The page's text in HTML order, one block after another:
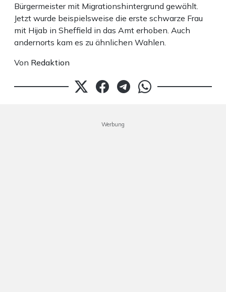
Bürgermeister mit Migrationshintergrund gewählt.
Jetzt wurde beispielsweise die erste schwarze Frau
mit Hijab in Sheffield in das Amt erhoben. Auch
andernorts kam es zu ähnlichen Wahlen.
Von Redaktion
Werbung